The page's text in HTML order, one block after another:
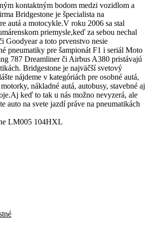
kontaktným bodom medzi vozidlom a
Bridgestone je špecialista na
autá a motocykle.V roku 2006 sa stal
priemysle,keď za sebou nechal
Goodyear a toto prvenstvo nesie
pneumatiky pre šampionát F1 i seriál Moto
787 Dreamliner či Airbus A380 pristávajú
Bridgestone je najväčší svetový
nájdeme v kategóriách pre osobné autá,
nákladné autá, autobusy, stavebné aj
keď to tak u nás možno nevyzerá, ale
auto na svete jazdí práve na pneumatikách
LM005 104HXL